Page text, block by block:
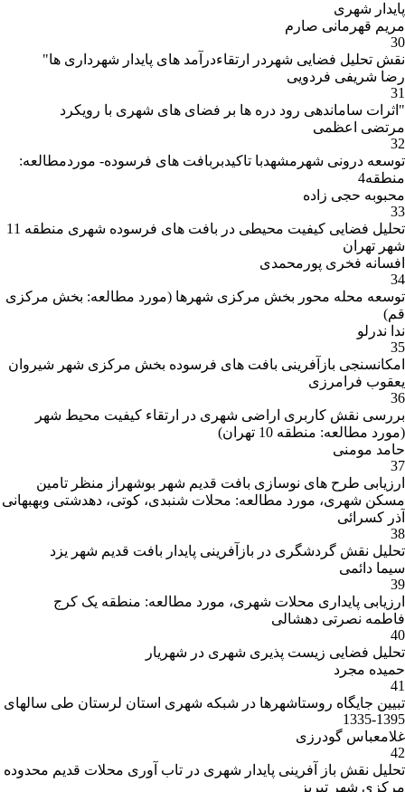
پایدار شهری
مریم قهرمانی صارم
30
نقش تحلیل فضایی شهردر ارتقاءدرآمد های پایدار شهرداری ها"
رضا شریفی فردویی
31
"اثرات ساماندهی رود دره ها بر فضای های شهری با رویکرد
مرتضی اعظمی
32
توسعه درونی شهرمشهدبا تاکیدبربافت های فرسوده- موردمطالعه:
منطقه4
محبوبه حجی زاده
33
تحلیل فضایی کیفیت محیطی در بافت های فرسوده شهری منطقه 11
شهر تهران
افسانه فخری پورمحمدی
34
توسعه محله محور بخش مرکزی شهرها (مورد مطالعه: بخش مرکزی
قم)
ندا ندرلو
35
امکانسنجی بازآفرینی بافت های فرسوده بخش مرکزی شهر شیروان
یعقوب فرامرزی
36
بررسی نقش کاربری اراضی شهری در ارتقاء کیفیت محیط شهر
(مورد مطالعه: منطقه 10 تهران)
حامد مومنی
37
ارزیابی طرح های نوسازی بافت قدیم شهر بوشهراز منظر تامین
مسکن شهری، مورد مطالعه: محلات شنبدی، کوتی، دهدشتی وبهبهانی
آذر کسرائی
38
تحلیل نقش گردشگری در بازآفرینی پایدار بافت قدیم شهر یزد
سیما دائمی
39
ارزیابی پایداری محلات شهری، مورد مطالعه: منطقه یک کرج
فاطمه نصرتی دهشالی
40
تحلیل فضایی زیست پذیری شهری در شهریار
حمیده مجرد
41
تبیین جایگاه روستاشهرها در شبکه شهری استان لرستان طی سالهای
1395-1335
غلامعباس گودرزی
42
تحلیل نقش باز آفرینی پایدار شهری در تاب آوری محلات قدیم محدوده
مرکزی شهر تبریز